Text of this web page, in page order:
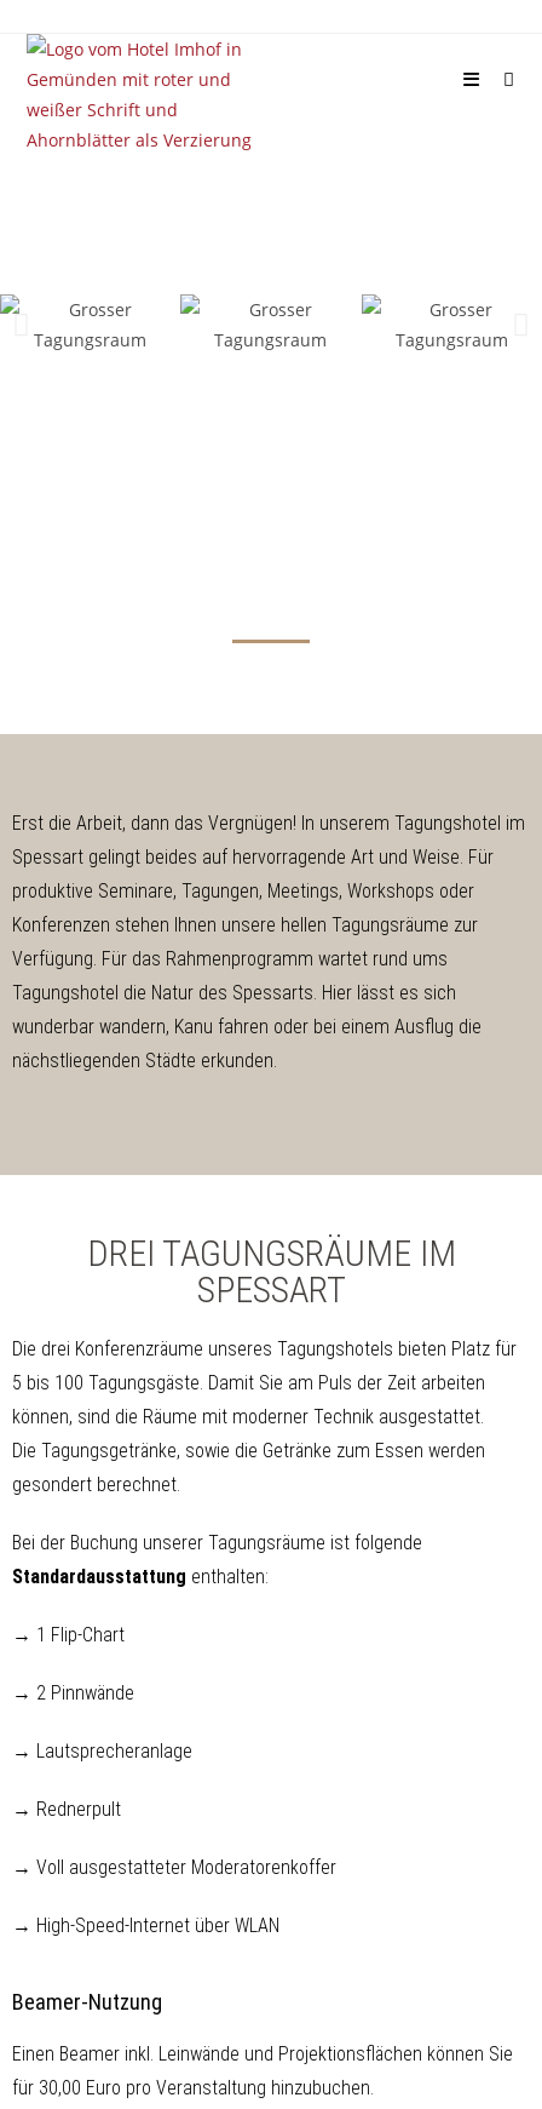
Erst die Arbeit, dann das Vergnügen! In unserem Tagungshotel im
Spessart gelingt beides auf hervorragende Art und Weise. Für
produktive Seminare, Tagungen, Meetings, Workshops oder
Konferenzen stehen Ihnen unsere hellen Tagungsräume zur
Verfügung. Für das Rahmenprogramm wartet rund ums
Tagungshotel die Natur des Spessarts. Hier lässt es sich
wunderbar wandern, Kanu fahren oder bei einem Ausflug die
nächstliegenden Städte erkunden.
DREI TAGUNGSRÄUME IM
SPESSART
Die drei Konferenzräume unseres Tagungshotels bieten Platz für
5 bis 100 Tagungsgäste. Damit Sie am Puls der Zeit arbeiten
können, sind die Räume mit moderner Technik ausgestattet.
Die Tagungsgetränke, sowie die Getränke zum Essen werden
gesondert berechnet.
Bei der Buchung unserer Tagungsräume ist folgende
Standardausstattung enthalten:
→ 1 Flip-Chart
→ 2 Pinnwände
→ Lautsprecheranlage
→ Rednerpult
→ Voll ausgestatteter Moderatorenkoffer
→ High-Speed-Internet über WLAN
Beamer-Nutzung
Einen Beamer inkl. Leinwände und Projektionsflächen können Sie
für 30,00 Euro pro Veranstaltung hinzubuchen.